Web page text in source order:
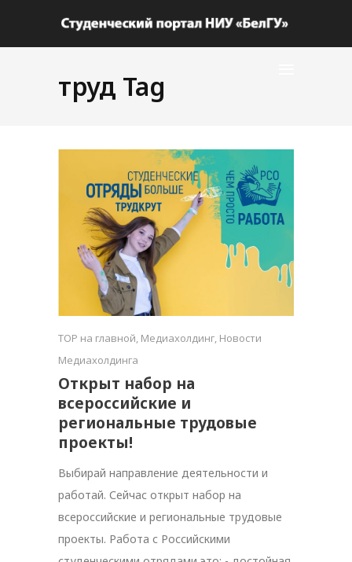
труд Tag
TOP на главной, Медиахолдинг, Новости
Медиахолдинга
Открыт набор на
всероссийские и
региональные трудовые
проекты!
Выбирай направление деятельности и
работай. Сейчас открыт набор на
всероссийские и региональные трудовые
проекты. Работа с Российскими